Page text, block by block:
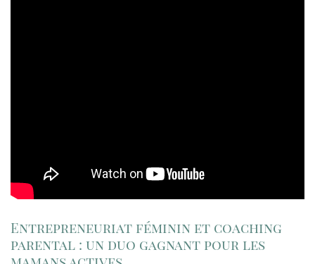
Entrepreneuriat féminin et coaching
parental : un duo gagnant pour les